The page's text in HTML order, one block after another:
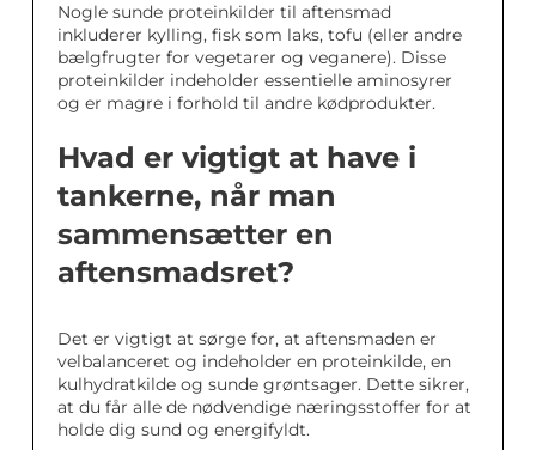
Nogle sunde proteinkilder til aftensmad
inkluderer kylling, fisk som laks, tofu (eller andre
bælgfrugter for vegetarer og veganere). Disse
proteinkilder indeholder essentielle aminosyrer
og er magre i forhold til andre kødprodukter.
Hvad er vigtigt at have i
tankerne, når man
sammensætter en
aftensmadsret?
Det er vigtigt at sørge for, at aftensmaden er
velbalanceret og indeholder en proteinkilde, en
kulhydratkilde og sunde grøntsager. Dette sikrer,
at du får alle de nødvendige næringsstoffer for at
holde dig sund og energifyldt.